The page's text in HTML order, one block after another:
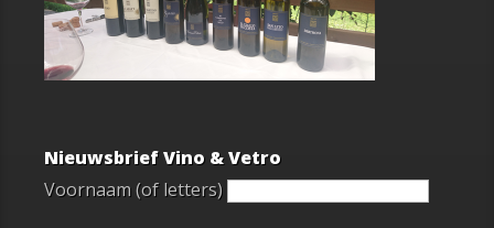
Nieuwsbrief Vino & Vetro
Voornaam (of letters)